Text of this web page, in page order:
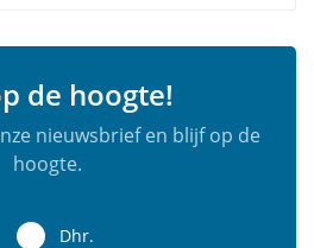
de hoogte!
nieuwsbrief en blijf op de
hoogte.
Dhr.